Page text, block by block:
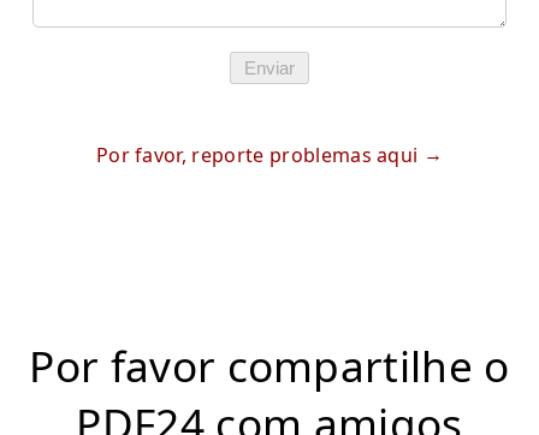
Enviar
Por favor, reporte problemas aqui
Por favor compartilhe o
PDF24 com amigos